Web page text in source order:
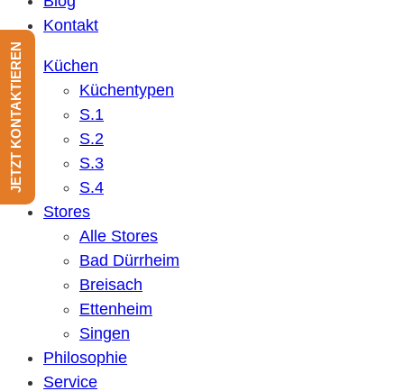
Kontakt
Küchen
Küchentypen
S.1
S.2
S.3
S.4
Stores
Alle Stores
Bad Dürrheim
Breisach
Ettenheim
Singen
Philosophie
Service
JETZT KONTAKTIEREN